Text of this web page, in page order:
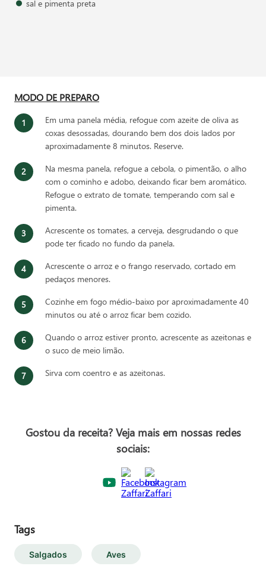
sal e pimenta preta
MODO DE PREPARO
Em uma panela média, refogue com azeite de oliva as
coxas desossadas, dourando bem dos dois lados por
aproximadamente 8 minutos. Reserve.
Na mesma panela, refogue a cebola, o pimentão, o alho
com o cominho e adobo, deixando ficar bem aromático.
Refogue o extrato de tomate, temperando com sal e
pimenta.
Acrescente os tomates, a cerveja, desgrudando o que
pode ter ficado no fundo da panela.
Acrescente o arroz e o frango reservado, cortado em
pedaços menores.
Cozinhe em fogo médio-baixo por aproximadamente 40
minutos ou até o arroz ficar bem cozido.
Quando o arroz estiver pronto, acrescente as azeitonas e
o suco de meio limão.
Sirva com coentro e as azeitonas.
Gostou da receita? Veja mais em nossas redes
sociais:
Tags
Salgados Aves